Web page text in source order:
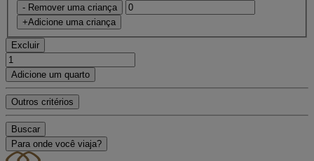
- Remover uma criança
+Adicione uma criança
Excluir
Adicione um quarto
Outros critérios
Buscar
Para onde você viaja?